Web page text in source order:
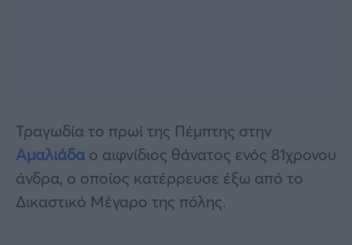
Τραγωδία το πρωί της Πέμπτης στην
Αμαλιάδα ο αιφνίδιος θάνατος ενός 81χρονου
άνδρα, ο οποίος κατέρρευσε έξω από το
Δικαστικό Μέγαρο της πόλης.